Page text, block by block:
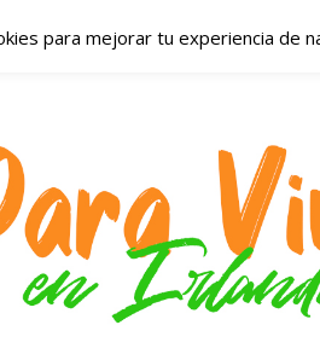
en
–
a los que viven, estudian y trabajan
para mejorar tu experiencia de